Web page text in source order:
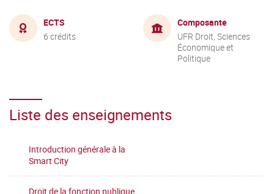
ECTS
6 crédits
Composante
UFR Droit, Sciences
Économique et
Politique
Liste des enseignements
Introduction générale à la
Smart City
Droit de la fonction publique